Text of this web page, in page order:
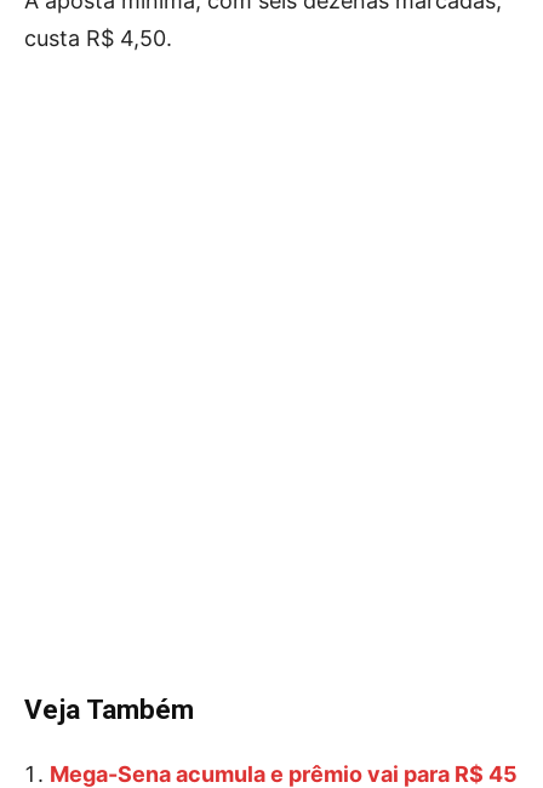
custa R$ 4,50.
Veja Também
Mega-Sena acumula e prêmio vai para R$ 45